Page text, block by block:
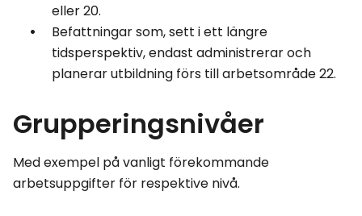
eller 20.
Befattningar som, sett i ett längre
tidsperspektiv, endast administrerar och
planerar utbildning förs till arbetsområde 22.
Grupperingsnivåer
Med exempel på vanligt förekommande
arbetsuppgifter för respektive nivå.